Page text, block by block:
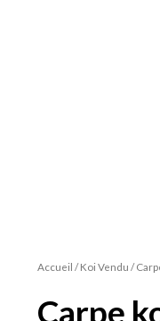
Accueil /Koi Vendu /
Carpe